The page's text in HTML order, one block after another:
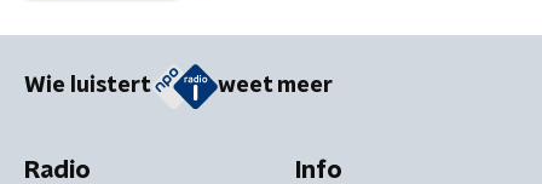
Wie luistert weet meer
Radio Info